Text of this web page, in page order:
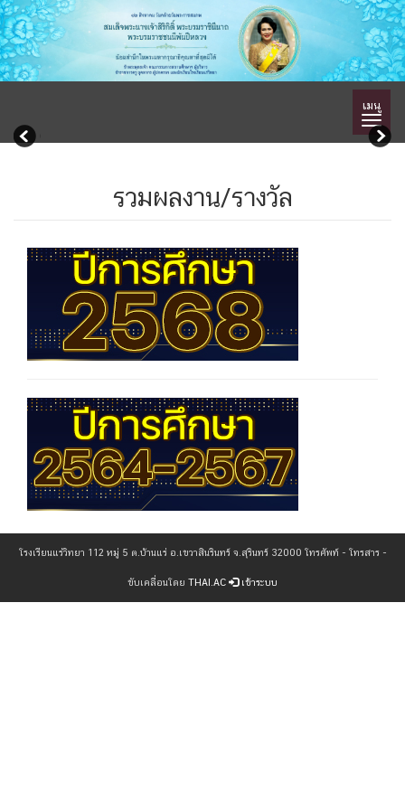
เมนู
รวมผลงาน/รางวัล
โรงเรียนแร่วิทยา 112 หมู่ 5 ต.บ้านแร่ อ.เขวาสินรินทร์ จ.สุรินทร์ 32000 โทรศัพท์ - โทรสาร -
ขับเคลื่อนโดย THAI.AC เข้าระบบ